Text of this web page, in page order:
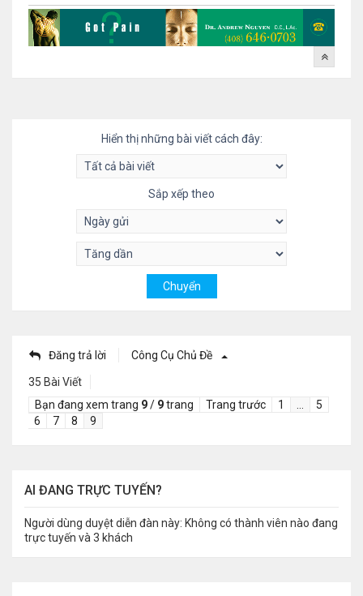
Hiển thị những bài viết cách đây:
Sắp xếp theo
Đăng trả lời Công Cụ Chủ Đề
35 Bài Viết
Bạn đang xem trang 9/ 9trang Trang trước 1 …
5
6
7 8 9
AI ĐANG TRỰC TUYẾN?
Người dùng duyệt diễn đàn này: Không có thành viên nào đang
trực tuyến và 3 khách